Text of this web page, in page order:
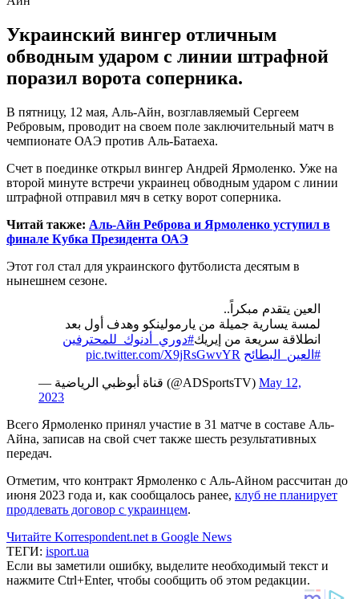
Украинский вингер отличным
обводным ударом с линии штрафной
поразил ворота соперника.
В пятницу, 12 мая, Аль-Айн, возглавляемый Сергеем
Ребровым, проводит на своем поле заключительный матч в
чемпионате ОАЭ против Аль-Батаеха.
Счет в поединке открыл вингер Андрей Ярмоленко. Уже на
второй минуте встречи украинец обводным ударом с линии
штрафной отправил мяч в сетку ворот соперника.
Читай также: Аль-Айн Реброва и Ярмоленко уступил в
финале Кубка Президента ОАЭ
Этот гол стал для украинского футболиста десятым в
нынешнем сезоне.
العين يتقدم مبكراً..
لمسة يسارية جميلة من يارمولينكو وهدف أول بعد
انطلاقة سريعة من إيريك#دوري_أدنوك_للمحترفين
#العين_البطائح pic.twitter.com/X9jRsGwvYR
— قناة أبوظبي الرياضية (@ADSportsTV) May 12,
2023
Всего Ярмоленко принял участие в 31 матче в составе Аль-
Айна, записав на свой счет также шесть результативных
передач.
Отметим, что контракт Ярмоленко с Аль-Айном рассчитан до
июня 2023 года и, как сообщалось ранее, клуб не планирует
продлевать договор с украинцем.
Читайте Korrespondent.net в Google News
ТЕГИ: isport.ua
Если вы заметили ошибку, выделите необходимый текст и
нажмите Ctrl+Enter, чтобы сообщить об этом редакции.